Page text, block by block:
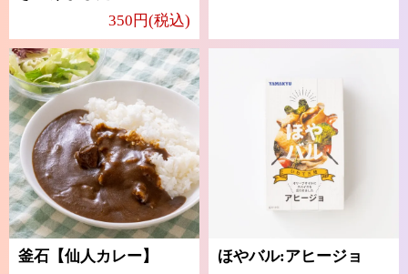
350円(税込)
釜石【仙人カレー】
ほやバル:アヒージョ